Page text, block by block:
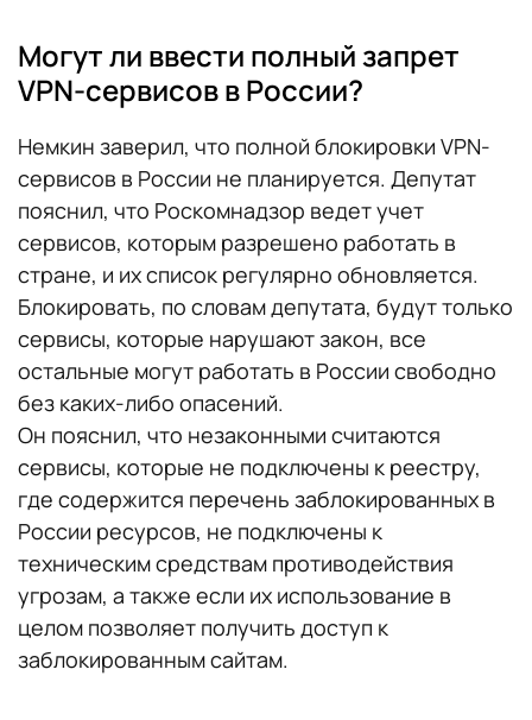
Могут ли ввести полный запрет
VPN-сервисов в России?
Немкин заверил, что полной блокировки VPN-
сервисов в России не планируется. Депутат
пояснил, что Роскомнадзор ведет учет
сервисов, которым разрешено работать в
стране, и их список регулярно обновляется.
Блокировать, по словам депутата, будут только
сервисы, которые нарушают закон, все
остальные могут работать в России свободно
без каких-либо опасений.
Он пояснил, что незаконными считаются
сервисы, которые не подключены к реестру,
где содержится перечень заблокированных в
России ресурсов, не подключены к
техническим средствам противодействия
угрозам, а также если их использование в
целом позволяет получить доступ к
заблокированным сайтам.